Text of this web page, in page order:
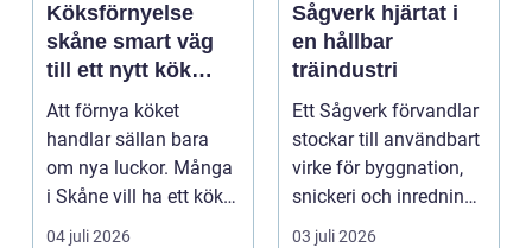
Köksförnyelse
skåne smart väg
till ett nytt kök
utan helrenovering
Att förnya köket
handlar sällan bara
om nya luckor. Många
i Skåne vill ha ett kök
som fungerar bättr...
04 juli 2026
Sågverk hjärtat i
en hållbar
träindustri
Ett Sågverk förvandlar
stockar till användbart
virke för byggnation,
snickeri och inredning.
Här möt...
03 juli 2026